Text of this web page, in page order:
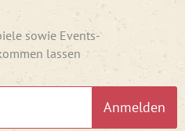
sowie Events-
lassen
Anmelden